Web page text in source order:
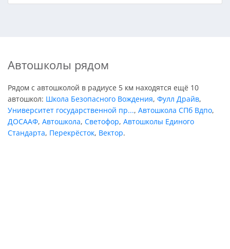
Автошколы рядом
Рядом с автошколой в радиусе 5 км находятся ещё 10
автошкол: Школа Безопасного Вождения, Фулл Драйв,
Университет государственной пр..., Автошкола СПб Вдпо,
ДОСААФ, Автошкола, Светофор, Автошколы Единого
Стандарта, Перекрёсток, Вектор.